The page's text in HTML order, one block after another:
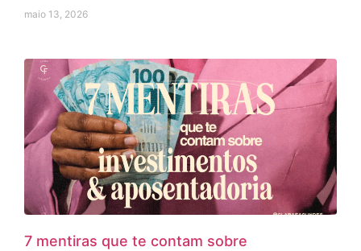
maio 13, 2026
7 mentiras que te contam sobre